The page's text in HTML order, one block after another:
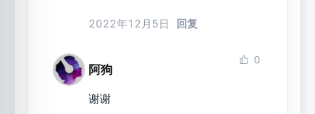
2022年12月5日 回复
阿狗
0
谢谢